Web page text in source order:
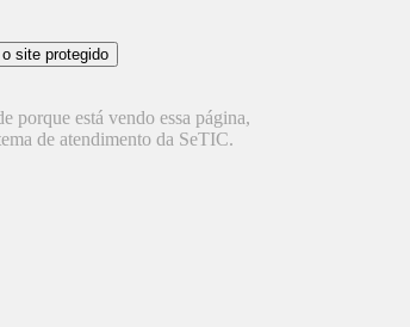
porque está vendo essa página,
de atendimento da SeTIC.